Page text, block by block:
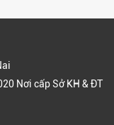
Nơi cấp Sở KH & ĐT